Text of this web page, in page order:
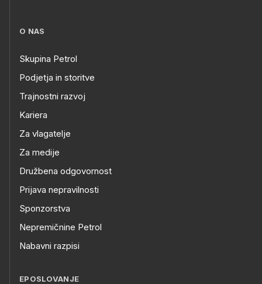
O NAS
Skupina Petrol
Podjetja in storitve
Trajnostni razvoj
Kariera
Za vlagatelje
Za medije
Družbena odgovornost
Prijava nepravilnosti
Sponzorstva
Nepremičnine Petrol
Nabavni razpisi
EPOSLOVANJE